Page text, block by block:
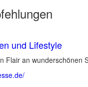
und Lifestyle
Flair an wunderschönen